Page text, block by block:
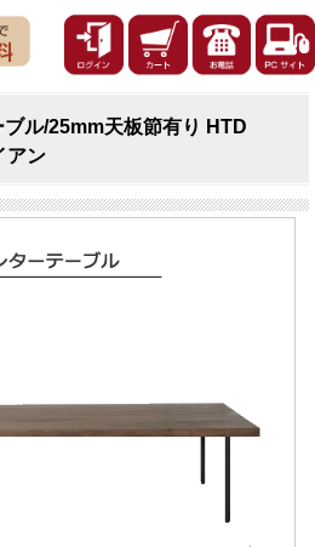
ブル/25mm天板節有り HTD
アン